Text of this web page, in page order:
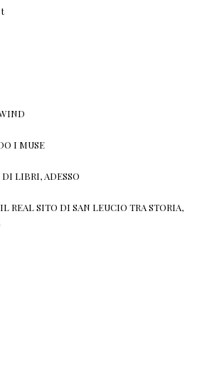
I MUSE
DI LIBRI, ADESSO
REAL SITO DI SAN LEUCIO TRA STORIA,